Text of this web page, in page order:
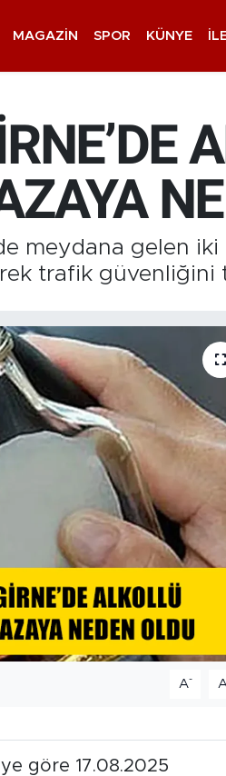
MAGAZIN SPOR KÜNYE
meydana gelen
trafik güvenliğini
A-
göre 17.08.2025